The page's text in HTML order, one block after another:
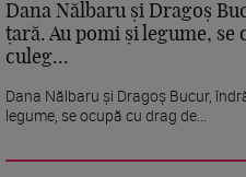
Dana Nălbaru și Dragoș
țară. Au pomi și legume, se
culeg...
Dana Nălbaru și Dragoș Bucur,
legume, se ocupă cu drag de...